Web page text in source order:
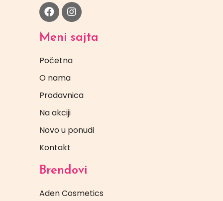
Meni sajta
Početna
O nama
Prodavnica
Na akciji
Novo u ponudi
Kontakt
Brendovi
Aden Cosmetics